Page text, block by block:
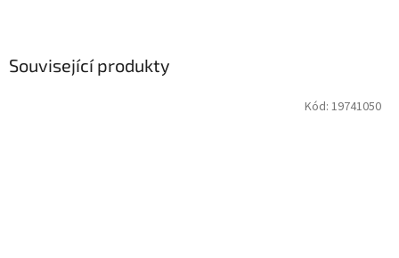
Související produkty
Kód: 19741050